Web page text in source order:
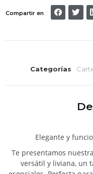
Compartir en
Categorías
Elegante y
Te presentamos
versátil y liviana, un